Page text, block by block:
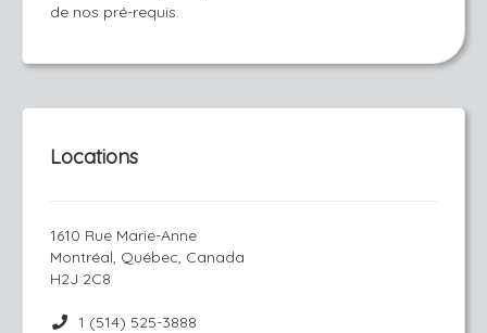
de nos pré-requis.
Locations
1610 Rue Marie-Anne
Montréal, Québec, Canada
H2J 2C8
1 (514) 525-3888